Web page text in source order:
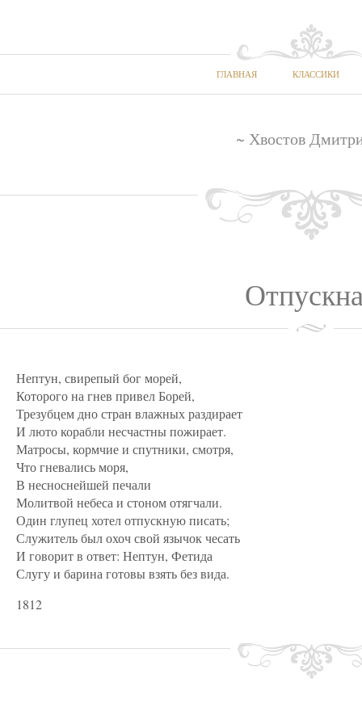
ГЛАВНАЯ КЛАССИКИ
~ Хвостов
Нептун, свирепый бог морей,
Которого на гнев привел Борей,
Трезубцем дно стран влажных раздирает
И люто корабли несчастны пожирает.
Матросы, кормчие и спутники, смотря,
Что гневались моря,
В несноснейшей печали
Молитвой небеса и стоном отягчали.
Один глупец хотел отпускную писать;
Служитель был охоч свой язычок чесать
И говорит в ответ: Нептун, Фетида
Слугу и барина готовы взять без вида.
1812